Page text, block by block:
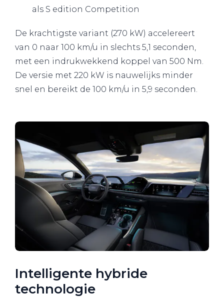
als S edition Competition
De krachtigste variant (270 kW) accelereert
van 0 naar 100 km/u in slechts 5,1 seconden,
met een indrukwekkend koppel van 500 Nm.
De versie met 220 kW is nauwelijks minder
snel en bereikt de 100 km/u in 5,9 seconden.
Intelligente hybride
technologie